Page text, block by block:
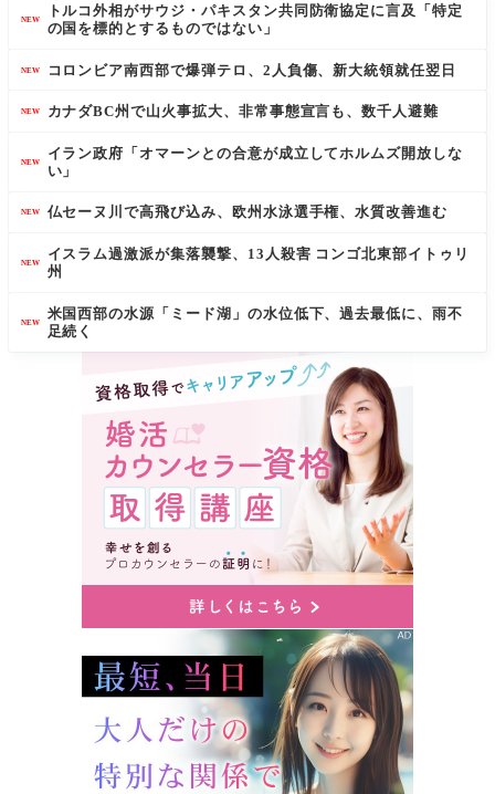
NEW
トルコ外相がサウジ・パキスタン共同防衛協定に言及「特定
の国を標的とするものではない」
NEW コロンビア南西部で爆弾テロ、2人負傷、新大統領就任翌日
NEW カナダBC州で山火事拡大、非常事態宣言も、数千人避難
NEW
イラン政府「オマーンとの合意が成立してホルムズ開放しな
い」
NEW 仏セーヌ川で高飛び込み、欧州水泳選手権、水質改善進む
NEW
イスラム過激派が集落襲撃、13人殺害 コンゴ北東部イトゥリ
州
NEW
米国西部の水源「ミード湖」の水位低下、過去最低に、雨不
足続く